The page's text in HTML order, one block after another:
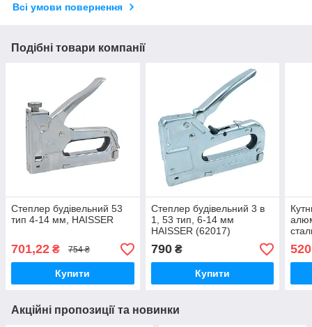
Всі умови повернення
Подібні товари компанії
Степлер будівельний 53
тип 4-14 мм, HAISSER
701,22 ₴ 754 ₴
Купити
Степлер будівельний 3 в
1, 53 тип, 6-14 мм
HAISSER (62017)
790₴
Купити
Акційні пропозиції та новинки